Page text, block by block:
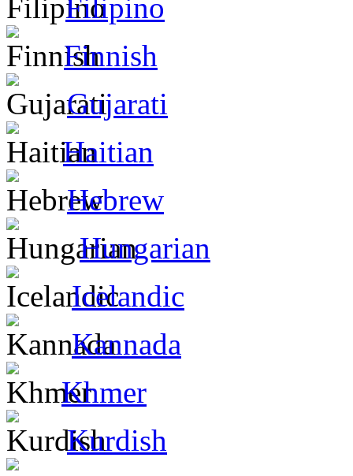
Filipino
Finnish
Gujarati
Haitian
Hebrew
Hungarian
Icelandic
Kannada
Khmer
Kurdish